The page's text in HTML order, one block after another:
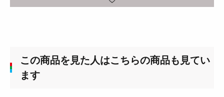
この商品を見た人はこちらの商品も見てい
ます